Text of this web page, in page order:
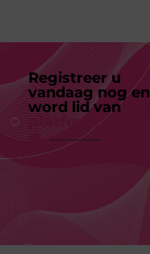
Registreer u
vandaag nog en
word lid van
platform